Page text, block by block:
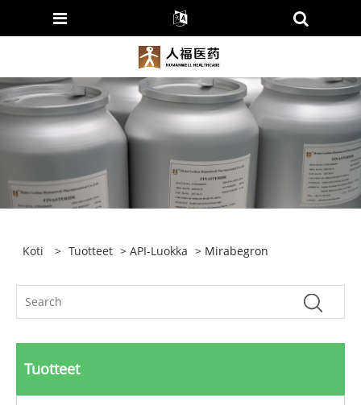
Koti > Tuotteet >API-Luokka > Mirabegron
Tuotteet